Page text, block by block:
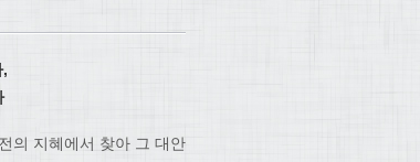
의 지혜에서 찾아 그 대안